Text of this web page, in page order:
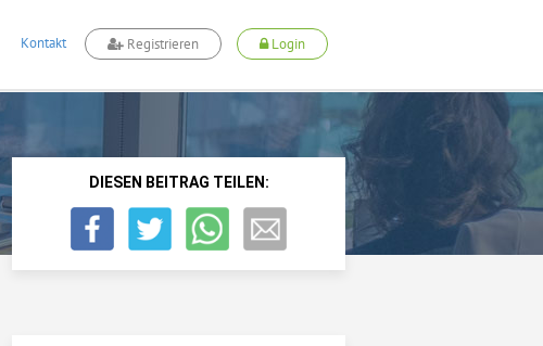
Kontakt Registrieren Login
DIESEN BEITRAG TEILEN: